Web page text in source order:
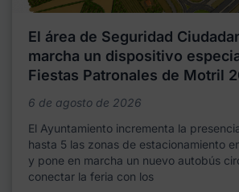
El área de Seguridad
marcha un dispositivo
Fiestas Patronales de Motril
6 de agosto de 2026
El Ayuntamiento incrementa la
hasta 5 las zonas de estacionamiento
y pone en marcha un nuevo autobús
conectar la feria con los